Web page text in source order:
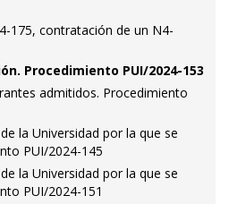
175, contratación de un N4-
Procedimiento PUI/2024-153
admitidos. Procedimiento
la Universidad por la que se
PUI/2024-145
la Universidad por la que se
PUI/2024-151